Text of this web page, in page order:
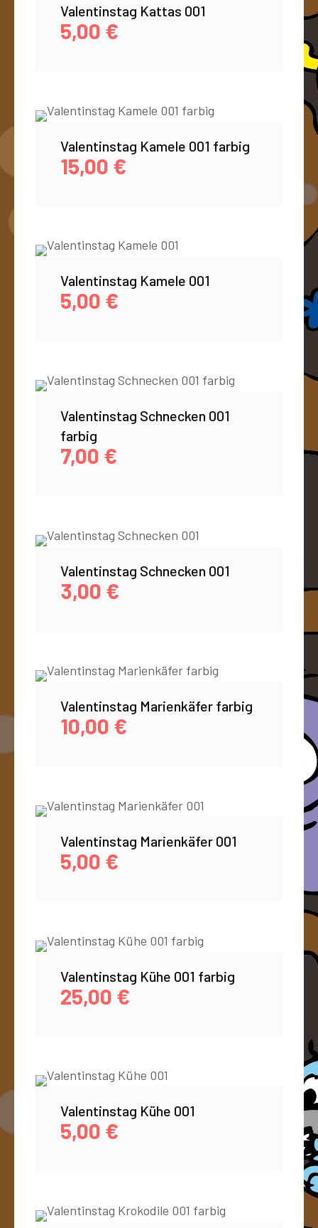
Valentinstag Kattas 001
5,00 €
Valentinstag Kamele 001 farbig
15,00 €
Valentinstag Kamele 001
5,00 €
Valentinstag Schnecken 001
farbig
7,00 €
Valentinstag Schnecken 001
3,00 €
Valentinstag Marienkäfer farbig
10,00 €
Valentinstag Marienkäfer 001
5,00 €
Valentinstag Kühe 001 farbig
25,00 €
Valentinstag Kühe 001
5,00 €